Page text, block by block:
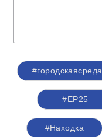
#городскаясреда
#ЕР25
#Находка